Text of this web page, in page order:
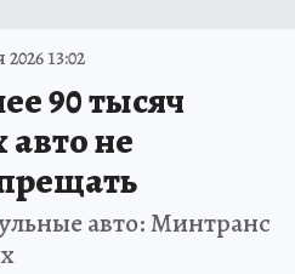
13:02
90 тысяч
не
авто: Минтранс